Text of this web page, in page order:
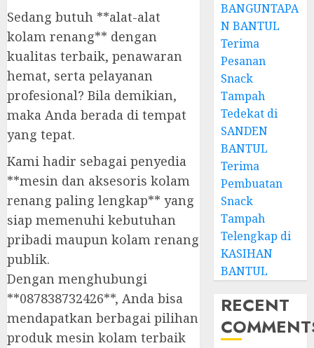
Sedang butuh **alat-alat
kolam renang** dengan
kualitas terbaik, penawaran
hemat, serta pelayanan
profesional? Bila demikian,
maka Anda berada di tempat
yang tepat.
Kami hadir sebagai penyedia
**mesin dan aksesoris kolam
renang paling lengkap** yang
siap memenuhi kebutuhan
pribadi maupun kolam renang
publik.
Dengan menghubungi
**087838732426**, Anda bisa
mendapatkan berbagai pilihan
produk mesin kolam terbaik
BANGUNTAPA
N BANTUL
Terima
Pesanan
Snack
Tampah
Tedekat di
SANDEN
BANTUL
Terima
Pembuatan
Snack
Tampah
Telengkap di
KASIHAN
BANTUL
RECENT